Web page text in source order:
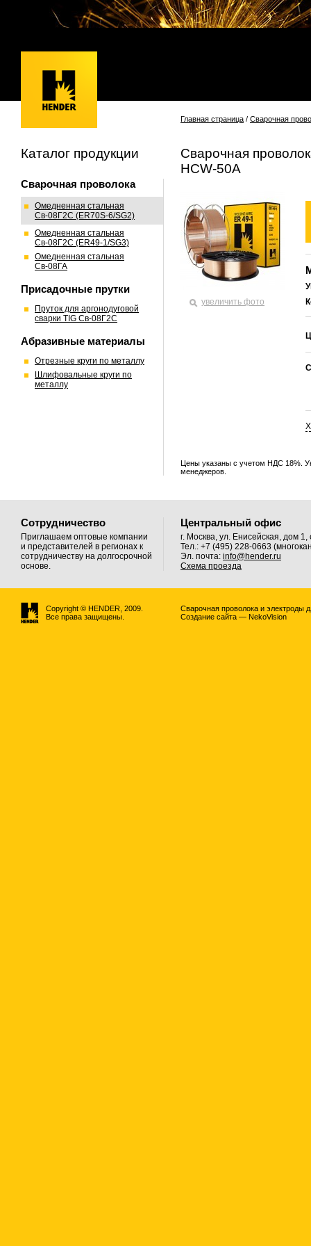
Главная страница / Сварочная
Сварочная
HCW-50A
Каталог продукции
Сварочная проволока
Омедненная стальная
Св-08Г2С (ER70S-6/SG2)
Омедненная стальная
Св-08Г2С (ER49-1/SG3)
Омедненная стальная
Св-08ГА
Присадочные прутки
Пруток для аргонодуговой
сварки TIG Св-08Г2С
Абразивные материалы
Отрезные круги по металлу
Шлифовальные круги по
металлу
увеличить фото
Цены указаны с учетом НДС 18%.
менеджеров.
Сотрудничество
Приглашаем оптовые компании
и представителей в регионах к
сотрудничеству на долгосрочной
основе.
Центральный офис
г. Москва, ул. Енисейская, дом 1,
Тел.: +7 (495) 228-0663
Эл. почта: info@hender.ru
Схема проезда
Copyright © HENDER, 2009.
Все права защищены.
Сварочная проволока и электроды
Создание сайта — NekoVision